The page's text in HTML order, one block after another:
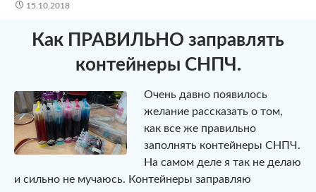
15.10.2018
Как ПРАВИЛЬНО заправлять
контейнеры СНПЧ.
Очень давно появилось
желание рассказать о том,
как все же правильно
заполнять контейнеры СНПЧ.
На самом деле я так не делаю
и сильно не мучаюсь. Контейнеры заправляю